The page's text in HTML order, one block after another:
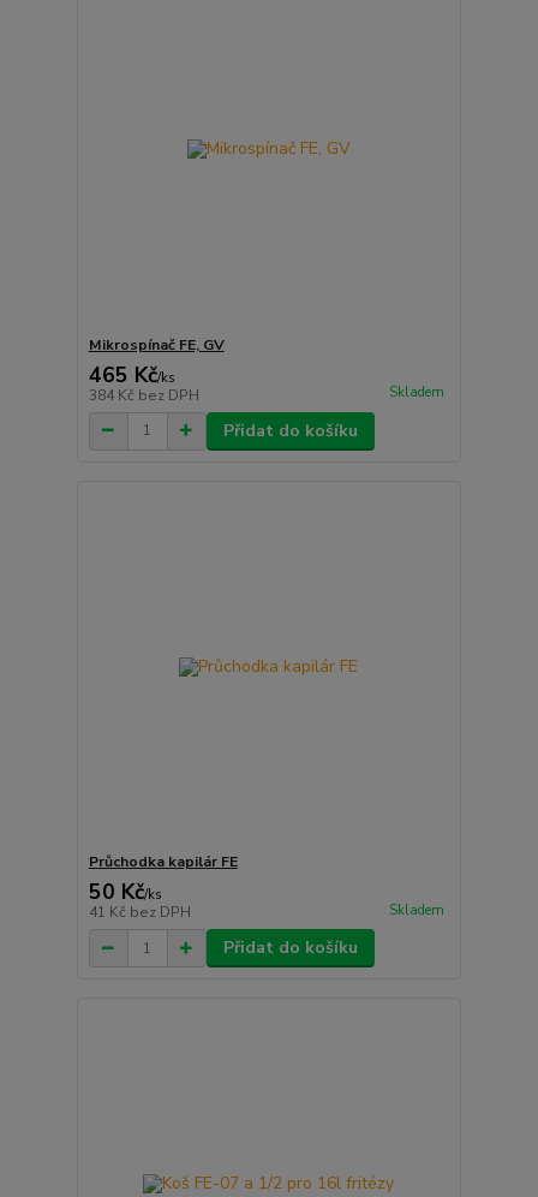
Mikrospínač FE, GV
465 Kč/ks
384 Kč bez DPH Skladem
Přidat do košíku
Průchodka kapilár FE
50 Kč/ks
41 Kč bez DPH Skladem
Přidat do košíku